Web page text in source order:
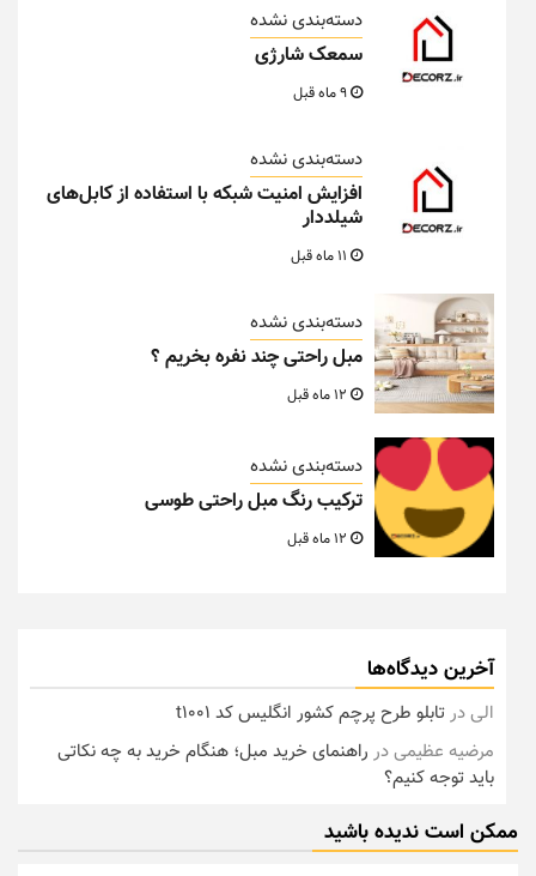
دسته‌بندی نشده
سمعک شارژی
دسته‌بندی نشده
افزایش امنیت شبکه با استفاده از کابل‌های
شیلددار
دسته‌بندی نشده
مبل راحتی چند نفره بخریم ؟
دسته‌بندی نشده
ترکیب رنگ مبل راحتی طوسی
آخرین دیدگاه‌ها
الیدرتابلو طرح پرچم کشور انگلیس کد t1001
مرضیه عظیمیدر راهنمای خرید مبل؛ هنگام خرید به چه نکاتی
باید توجه کنیم؟
ممکن است ندیده باشید